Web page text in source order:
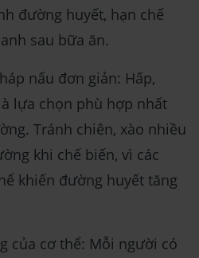
đường huyết, hạn chế
sau bữa ăn.
nấu đơn giản: Hấp,
lựa chọn phù hợp nhất
Tránh chiên, xào nhiều
khi chế biến, vì các
khiến đường huyết tăng
của cơ thể: Mỗi người có